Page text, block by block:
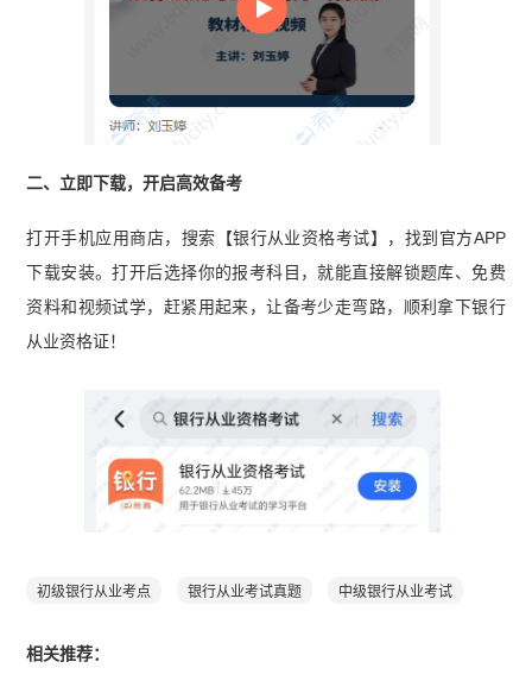
二、立即下载，开启高效备考
打开手机应用商店，搜索【银行从业资格考试】，找到官方APP
下载安装。打开后选择你的报考科目，就能直接解锁题库、免费
资料和视频试学，赶紧用起来，让备考少走弯路，顺利拿下银行
从业资格证！
初级银行从业考点 银行从业考试真题 中级银行从业考试
相关推荐：